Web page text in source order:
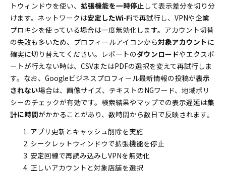
トウィンドウを使い、 拡張機能を一時停止 して表示差分を切り分
けます。ネットワークは安定したWi‑Fiで再試行し、VPNや企業
プロキシを使っている場合は一度無効化します。アカウント切替
の失敗も多いため、プロフィールアイコンから対象アカウント に
確実に切り替えてください。レポートのダウンロードやエクスポ
ートが行えない時は、CSVまたはPDFの選択を変えて再試行しま
す。なお、Googleビジネスプロフィール最新情報の投稿が表示
されない場合は、画像サイズ、テキストのNGワード、地域ポリ
シーのチェックが有効です。検索結果やマップでの表示遅延は集
計に時間がかかることがあり、数時間から数日で反映されます。
アプリ更新とキャッシュ削除を実施
シークレットウィンドウで拡張機能を停止
安定回線で再読み込みしVPNを無効化
正しいアカウントと対象店舗を選択